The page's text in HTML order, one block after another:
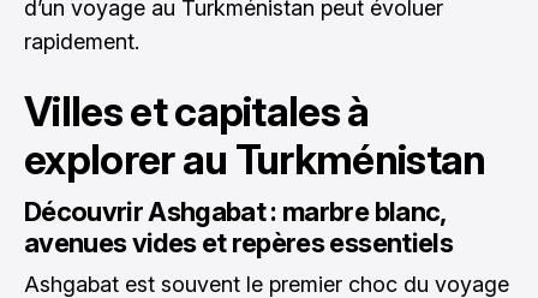
d’un voyage au Turkménistan peut évoluer
rapidement.
Villes et capitales à
explorer au Turkménistan
Découvrir Ashgabat : marbre blanc,
avenues vides et repères essentiels
Ashgabat est souvent le premier choc du voyage